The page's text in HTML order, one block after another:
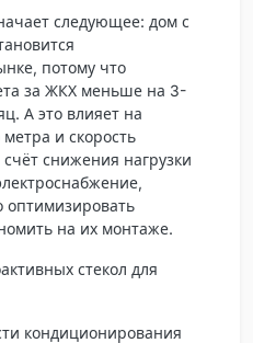
следующее: дом с
потому что
за ЖКХ меньше на 3-
А это влияет на
и скорость
снижения нагрузки
на их монтаже.
стекол для
кондиционирования